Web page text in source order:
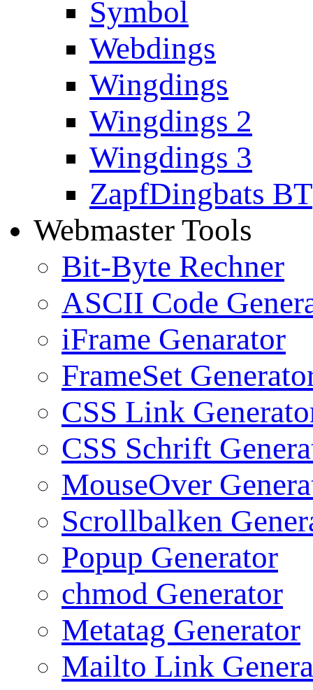
Symbol
Webdings
Wingdings
Wingdings 2
Wingdings 3
ZapfDingbats BT
Webmaster Tools
Bit-Byte Rechner
ASCII Code
iFrame Genarator
FrameSet
CSS Link
CSS Schrift
MouseOver
Scrollbalken
Popup Generator
chmod Generator
Metatag Generator
Mailto Link